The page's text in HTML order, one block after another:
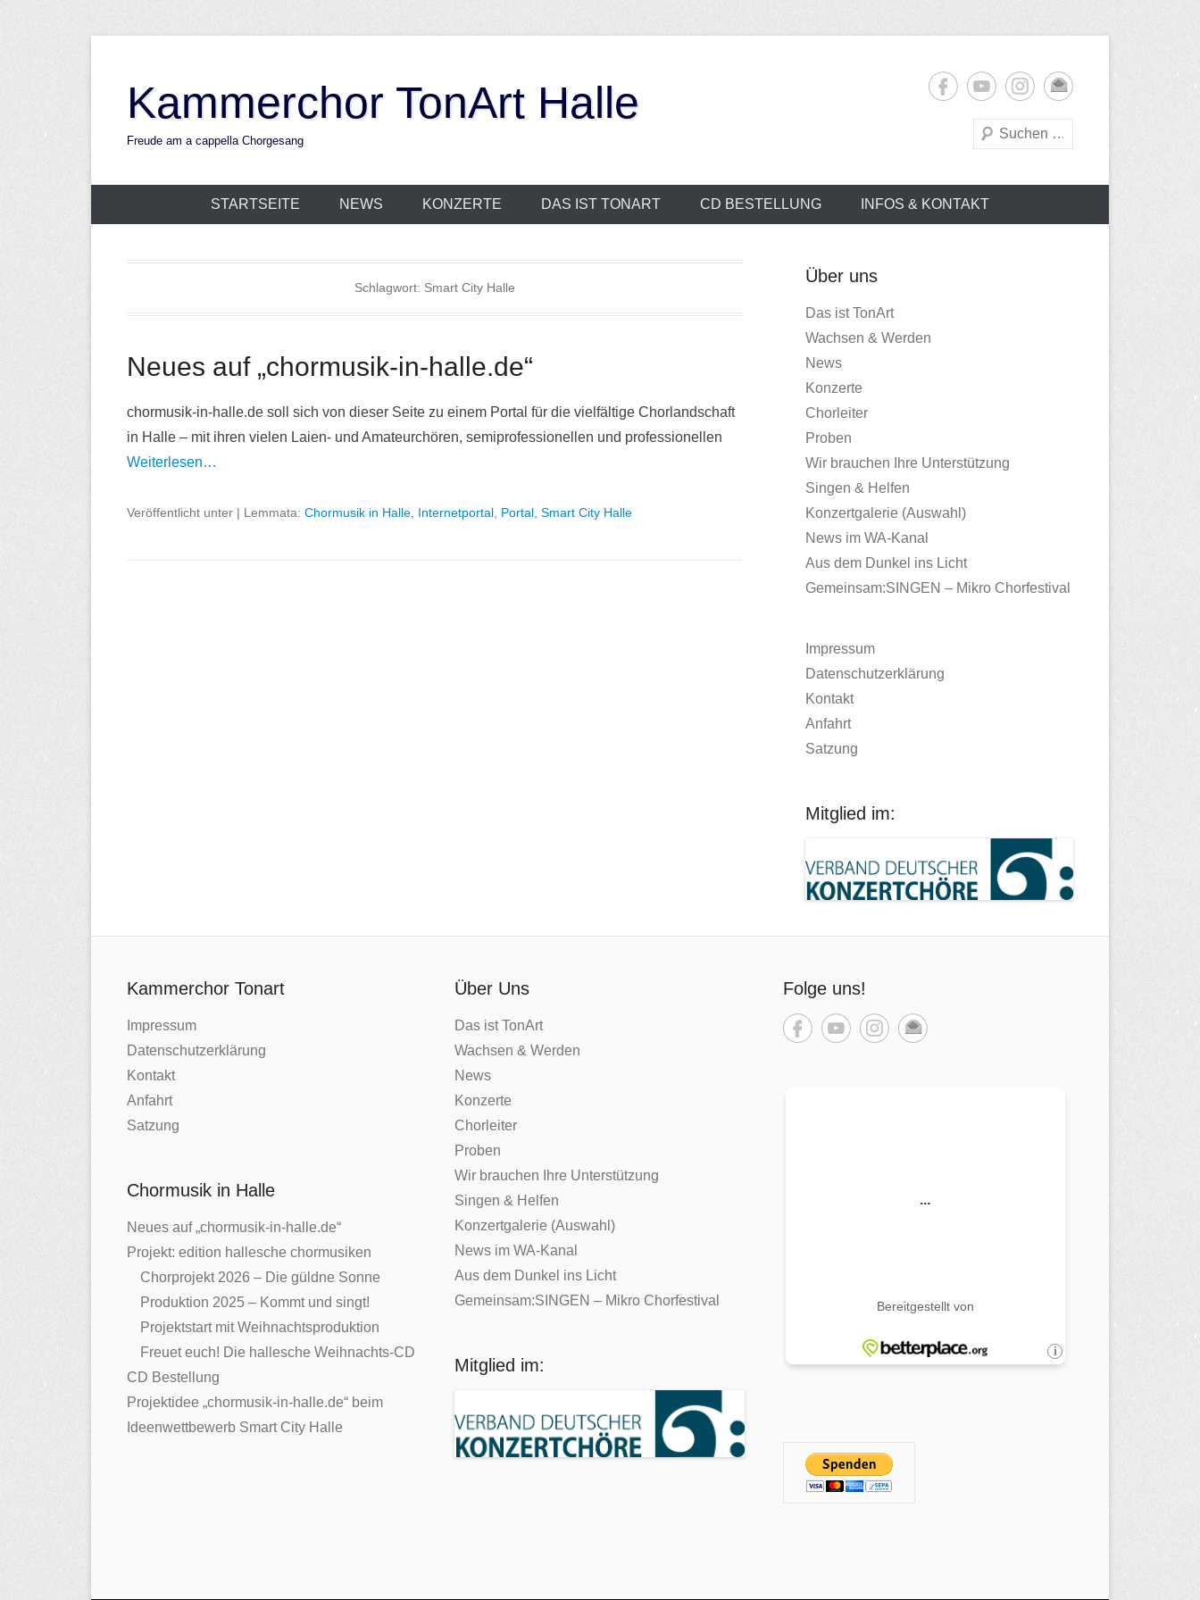
springenKammerchor TonArt Halle
Freude am a cappella Chorgesang
Suchen
STARTSEITE NEWS KONZERTE DAS IST TONART CD BESTELLUNG INFOS & KONTAKT
Schlagwort: Smart City Halle
Neues auf „chormusik-in-halle.de“
chormusik-in-halle.de soll sich von dieser Seite zu einem Portal für die vielfältige Chorlandschaft
in Halle – mit ihren vielen Laien- und Amateurchören, semiprofessionellen und professionellen
Weiterlesen…
Veröffentlicht unter | Lemmata: Chormusik in Halle Internetportal Portal Smart City Halle
Über uns
Das ist TonArt
Wachsen & Werden
News
Konzerte
Chorleiter
Proben
Wir brauchen Ihre Unterstützung
Singen & Helfen
Konzertgalerie (Auswahl)
News im WA-Kanal
Aus dem Dunkel ins Licht
Gemeinsam:SINGEN – Mikro Chorfestival
Impressum
Datenschutzerklärung
Kontakt
Anfahrt
Satzung
Mitglied im:
Kammerchor Tonart
Impressum
Datenschutzerklärung
Kontakt
Anfahrt
Satzung
Chormusik in Halle
Neues auf „chormusik-in-halle.de“
Projekt: edition hallesche chormusiken
Chorprojekt 2026 – Die güldne Sonne
Produktion 2025 – Kommt und singt!
Projektstart mit Weihnachtsproduktion
Freuet euch! Die hallesche Weihnachts-CD
CD Bestellung
Projektidee „chormusik-in-halle.de“ beim
Ideenwettbewerb Smart City Halle
Über Uns
Das ist TonArt
Wachsen & Werden
News
Konzerte
Chorleiter
Proben
Wir brauchen Ihre Unterstützung
Singen & Helfen
Konzertgalerie (Auswahl)
News im WA-Kanal
Aus dem Dunkel ins Licht
Gemeinsam:SINGEN – Mikro Chorfestival
Mitglied im:
Folge uns!